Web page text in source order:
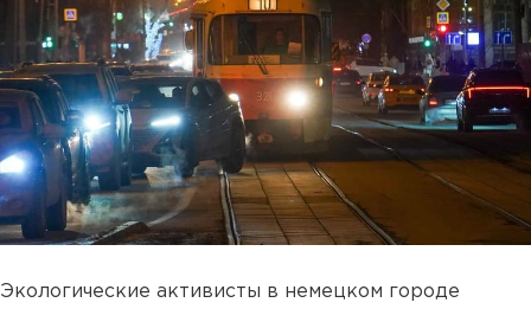
Экологические активисты в немецком городе